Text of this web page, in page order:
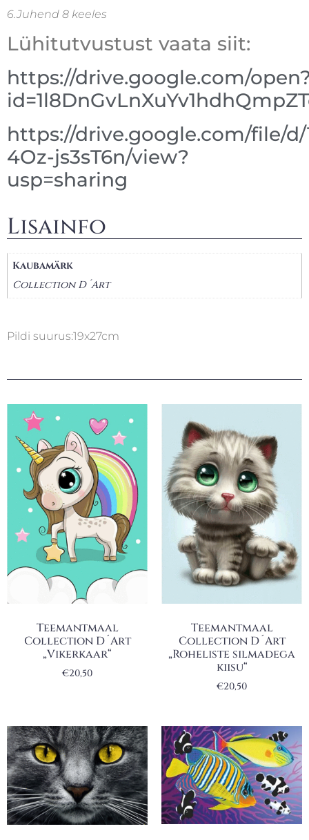
6.Juhend 8 keeles
Lühitutvustust vaata siit:
https://drive.google.com/
https://drive.google.com/file/d/
4Oz-js3sT6n/view?
usp=sharing
Lisainfo
Kaubamärk
Collection D´Art
Pildi suurus:19x27cm
Teemantmaal
Collection D´Art
„Vikerkaar“
€20,50
Teemantmaal
Collection D´Art
„Roheliste silmadega
kiisu“
€20,50